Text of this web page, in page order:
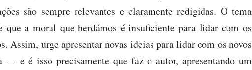
são sempre relevantes e claramente redigidas. O tema
a moral que herdámos é insuficiente para lidar com os
Assim, urge apresentar novas ideias para lidar com os novos
— e é isso precisamente que faz o autor, apresentando um